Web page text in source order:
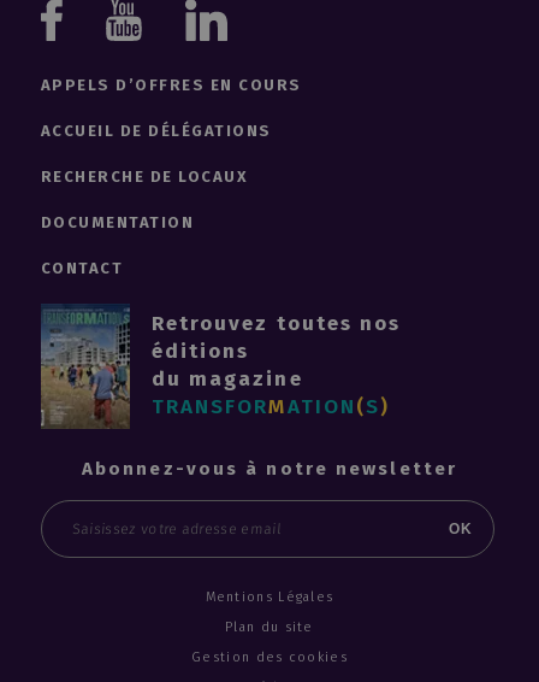
YoutubeLinkedin
APPELS D’OFFRES EN COURS
ACCUEIL DE DÉLÉGATIONS
RECHERCHE DE LOCAUX
DOCUMENTATION
CONTACT
Retrouvez toutes nos
éditions
du magazine
TRANSFORMATION(S)
Abonnez-vous à notre newsletter
Email
OK
Mentions Légales
Plan du site
Gestion des cookies